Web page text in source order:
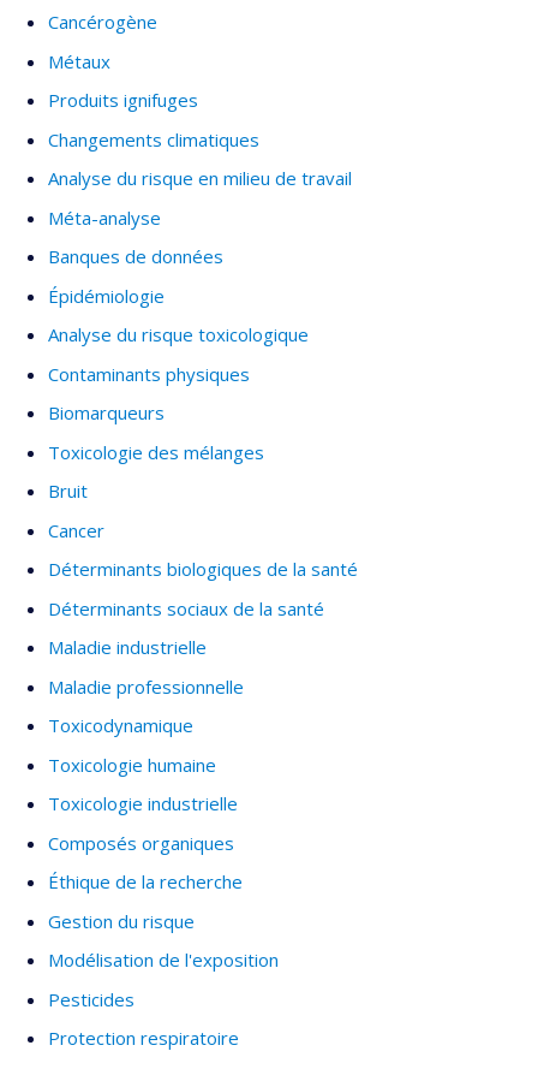
ignifuges), sur les sensibilisants et irritants et sur les pesticides.
Cancérogène
Métaux
Produits ignifuges
Changements climatiques
Analyse du risque en milieu de travail
Méta-analyse
Banques de données
Épidémiologie
Analyse du risque toxicologique
Contaminants physiques
Biomarqueurs
Toxicologie des mélanges
Bruit
Cancer
Déterminants biologiques de la santé
Déterminants sociaux de la santé
Maladie industrielle
Maladie professionnelle
Toxicodynamique
Toxicologie humaine
Toxicologie industrielle
Composés organiques
Éthique de la recherche
Gestion du risque
Modélisation de l'exposition
Pesticides
Protection respiratoire